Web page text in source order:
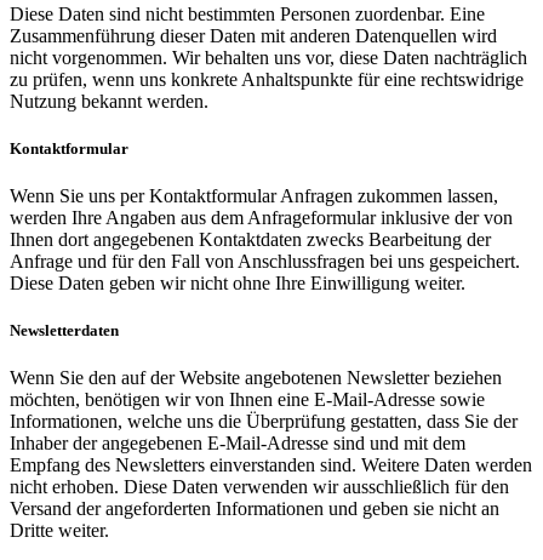
Diese Daten sind nicht bestimmten Personen zuordenbar. Eine
Zusammenführung dieser Daten mit anderen Datenquellen wird
nicht vorgenommen. Wir behalten uns vor, diese Daten nachträglich
zu prüfen, wenn uns konkrete Anhaltspunkte für eine rechtswidrige
Nutzung bekannt werden.
Kontaktformular
Wenn Sie uns per Kontaktformular Anfragen zukommen lassen,
werden Ihre Angaben aus dem Anfrageformular inklusive der von
Ihnen dort angegebenen Kontaktdaten zwecks Bearbeitung der
Anfrage und für den Fall von Anschlussfragen bei uns gespeichert.
Diese Daten geben wir nicht ohne Ihre Einwilligung weiter.
Newsletterdaten
Wenn Sie den auf der Website angebotenen Newsletter beziehen
möchten, benötigen wir von Ihnen eine E-Mail-Adresse sowie
Informationen, welche uns die Überprüfung gestatten, dass Sie der
Inhaber der angegebenen E-Mail-Adresse sind und mit dem
Empfang des Newsletters einverstanden sind. Weitere Daten werden
nicht erhoben. Diese Daten verwenden wir ausschließlich für den
Versand der angeforderten Informationen und geben sie nicht an
Dritte weiter.